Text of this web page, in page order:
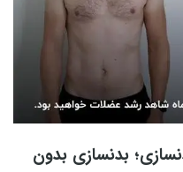
بدنسازی بدون